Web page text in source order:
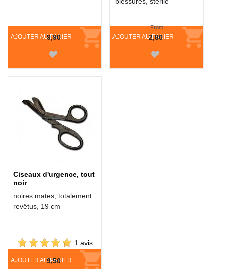
AJOUTER AU PANIER
9,90 AJOUTER AU PANIER
From
2,80
Ciseaux d'urgence, tout
noir
noires mates, totalement
revêtus, 19 cm
AJOUTER AU PANIER
9,50
1 avis